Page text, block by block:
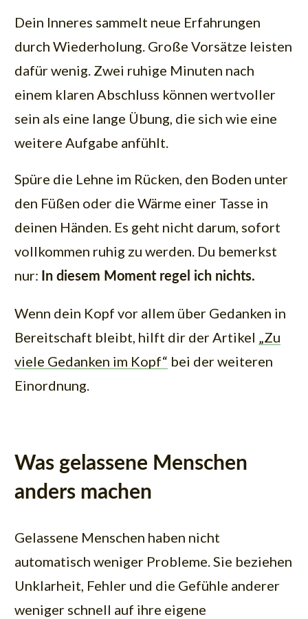
Dein Inneres sammelt neue Erfahrungen
durch Wiederholung. Große Vorsätze leisten
dafür wenig. Zwei ruhige Minuten nach
einem klaren Abschluss können wertvoller
sein als eine lange Übung, die sich wie eine
weitere Aufgabe anfühlt.
Spüre die Lehne im Rücken, den Boden unter
den Füßen oder die Wärme einer Tasse in
deinen Händen. Es geht nicht darum, sofort
vollkommen ruhig zu werden. Du bemerkst
nur: In diesem Moment regel ich nichts.
Wenn dein Kopf vor allem über Gedanken in
Bereitschaft bleibt, hilft dir der Artikel „Zu
viele Gedanken im Kopf“ bei der weiteren
Einordnung.
Was gelassene Menschen
anders machen
Gelassene Menschen haben nicht
automatisch weniger Probleme. Sie beziehen
Unklarheit, Fehler und die Gefühle anderer
weniger schnell auf ihre eigene